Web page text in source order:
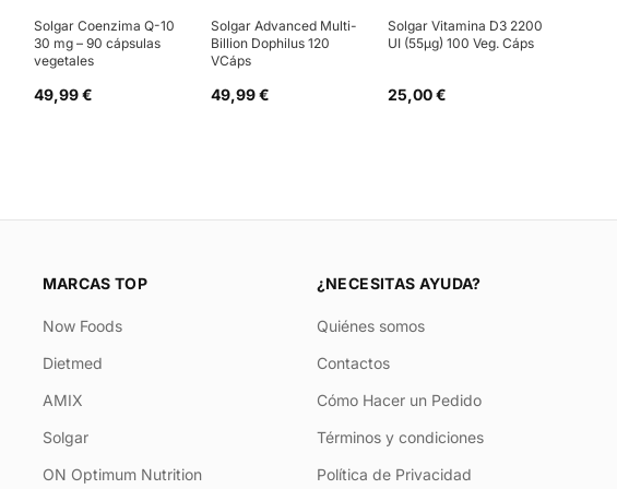
Solgar Coenzima Q-10
30 mg – 90 cápsulas
vegetales
49,99 €
Solgar Advanced Multi-
Billion Dophilus 120
VCáps
49,99 €
Solgar Vitamina D3 2200
UI (55µg) 100 Veg. Cáps
25,00 €
MARCAS TOP
Now Foods
Dietmed
AMIX
Solgar
ON Optimum Nutrition
¿NECESITAS AYUDA?
Quiénes somos
Contactos
Cómo Hacer un Pedido
Términos y condiciones
Política de Privacidad